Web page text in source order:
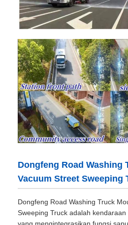
Dongfeng Road Washing
Vacuum Street Sweeping
Dongfeng Road Washing Truck
Sweeping Truck adalah